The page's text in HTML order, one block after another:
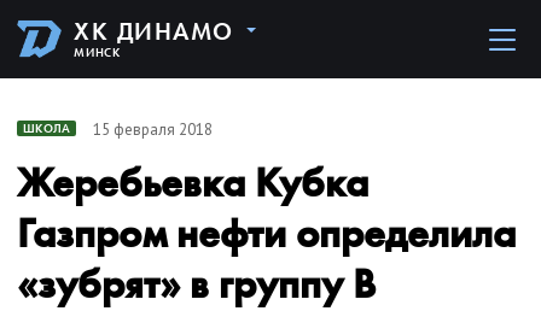
ХК ДИНАМО
МИНСК
ШКОЛА 15 февраля 2018
Жеребьевка Кубка
Газпром нефти определила
«зубрят» в группу В